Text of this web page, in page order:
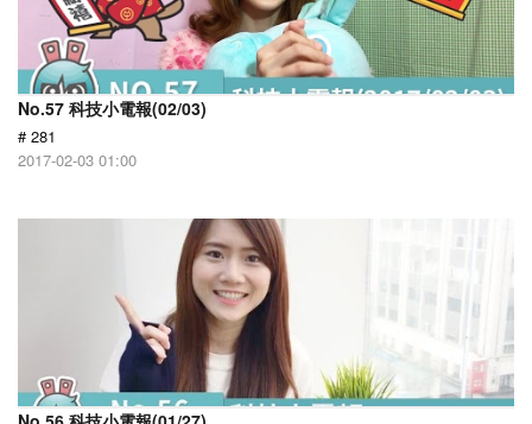
No.57 科技小電報(02/03)
# 281
2017-02-03 01:00